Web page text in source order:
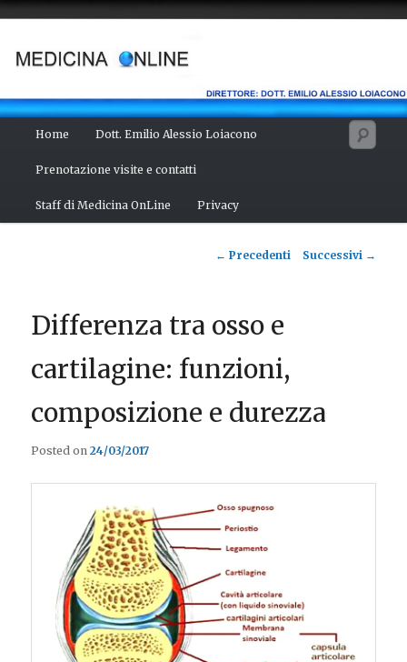
contenuto
principale
Home Dott. Emilio Alessio Loiacono
Prenotazione visite e contatti
Staff di Medicina OnLine Privacy
Navigazione
← Precedenti Successivi →
Differenza tra osso e
cartilagine: funzioni,
composizione e durezza
Posted on24/03/2017